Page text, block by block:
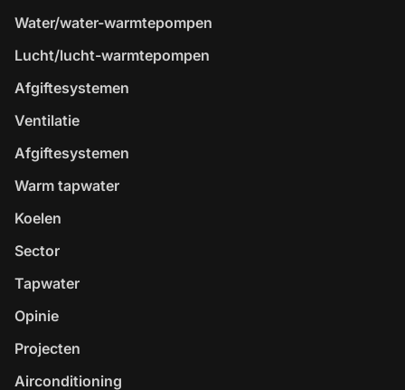
Water/water-warmtepompen
Lucht/lucht-warmtepompen
Afgiftesystemen
Ventilatie
Afgiftesystemen
Warm tapwater
Koelen
Sector
Tapwater
Opinie
Projecten
Airconditioning